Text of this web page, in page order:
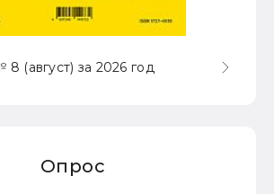
8 (август) за 2026 год
Опрос